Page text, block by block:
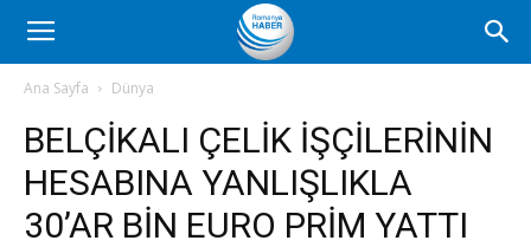
Romanya
Haber
Ana Sayfa Dünya
BELÇİKALI ÇELİK İŞÇİLERİNİN
HESABINA YANLIŞLIKLA
30’AR BİN EURO PRİM YATTI